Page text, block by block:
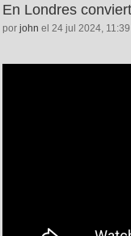
En Londres
por john el 24 jul 2024, 11:39